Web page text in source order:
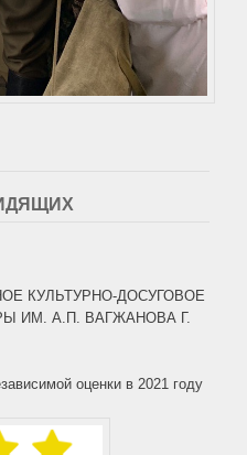
КУЛЬТУРНО-ДОСУГОВОЕ
ИМ. А.П. ВАГЖАНОВА Г.
оценки в 2021 году